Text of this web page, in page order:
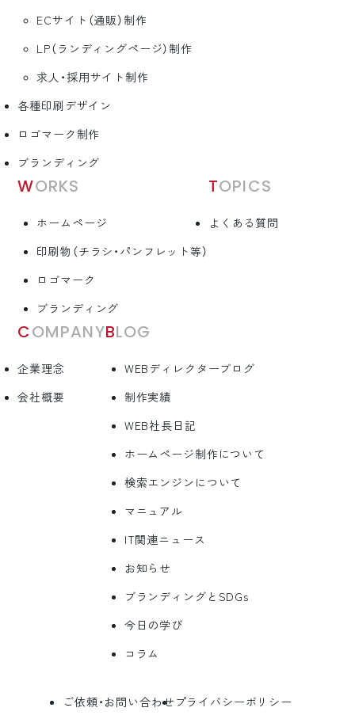
ECサイト（通販）制作
LP（ランディングページ）制作
求人・採用サイト制作
各種印刷デザイン
ロゴマーク制作
ブランディング
WORKS
ホームページ
印刷物（チラシ・パンフレット等）
ロゴマーク
ブランディング
TOPICS
よくある質問
COMPANY
企業理念
会社概要
BLOG
WEBディレクターブログ
制作実績
WEB社長日記
ホームページ制作について
検索エンジンについて
マニュアル
IT関連ニュース
お知らせ
ブランディングとSDGs
今日の学び
コラム
ご依頼・お問い合わせ プライバシーポリシー